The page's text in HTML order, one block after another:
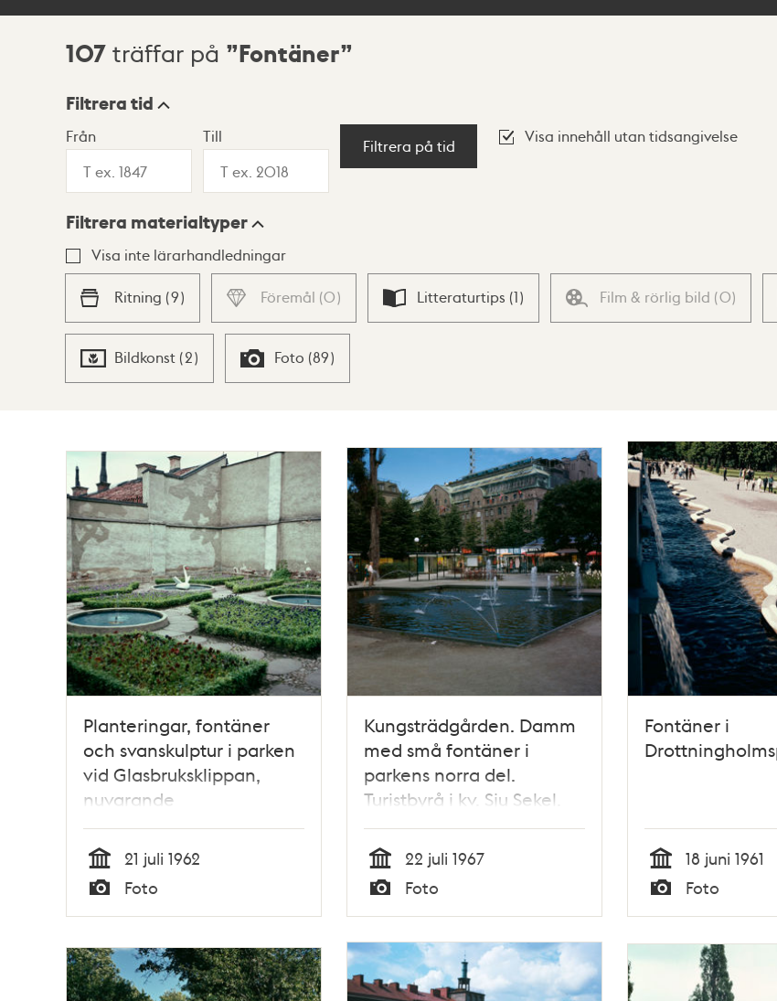
Sökresultat
107 träffar på Fontäner
Visningsläge
Lista Karta
Filtrera tid
Från Till
Filtrera på tid
Visa innehåll utan tidsangivelse
Filtrera materialtyper
Visa inte lärarhandledningar
Ritning (9) Föremål (0) Litteraturtips (1) Film & rörlig bild (0)
Bildkonst (2) Foto (89)
träffar
Planteringar, fontäner
och svanskulptur i parken
vid Glasbruksklippan,
nuvarande
Glasbrukstäppan
Tid
21 juli 1962
Typ
Foto
Kungsträdgården. Damm
med små fontäner i
parkens norra del.
Turistbyrå i kv. Sju Sekel.
Vy mot Nordiska
Kompaniet
Tid
22 juli 1967
Typ
Foto
Fontäner i
Tid
18 juni 1961
Typ
Foto